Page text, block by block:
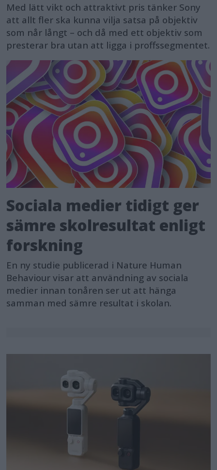
Med lätt vikt och attraktivt pris tänker Sony
att allt fler ska kunna vilja satsa på objektiv
som når långt – och då med ett objektiv som
presterar bra utan att ligga i proffssegmentet.
Sociala medier tidigt ger
sämre skolresultat enligt
forskning
En ny studie publicerad i Nature Human
Behaviour visar att användning av sociala
medier innan tonåren ser ut att hänga
samman med sämre resultat i skolan.